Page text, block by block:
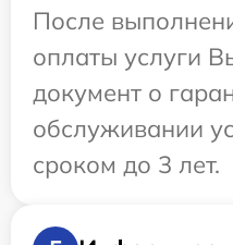
После
оплаты услуги
документ о
обслуживании
сроком до 3 лет.